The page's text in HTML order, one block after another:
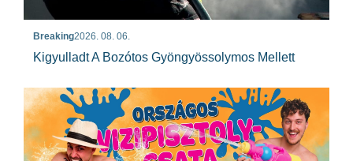
Breaking2026. 08. 06.
Kigyulladt A Bozótos Gyöngyössolymos Mellett